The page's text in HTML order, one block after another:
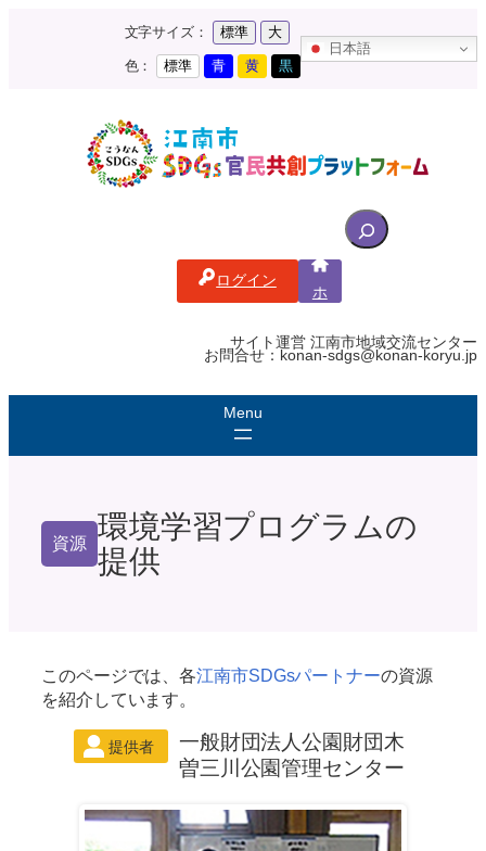
文字サイズ： 標準 大
色： 標準 青 黄 黒
日本語
a
r
h
f
r
ログイン
ホ
ム
サイト運営 江南市地域交流センター
お問合せ：konan-sdgs@konan-koryu.jp
資源 環境学習プログラムの
提供
このページでは、各江南市SDGsパートナーの資源
を紹介しています。
一般財団法人公園財団木
曽三川公園管理センター